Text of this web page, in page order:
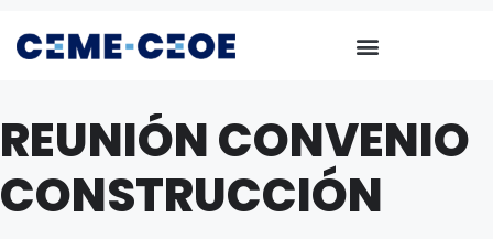
REUNIÓN CONVENIO
CONSTRUCCIÓN